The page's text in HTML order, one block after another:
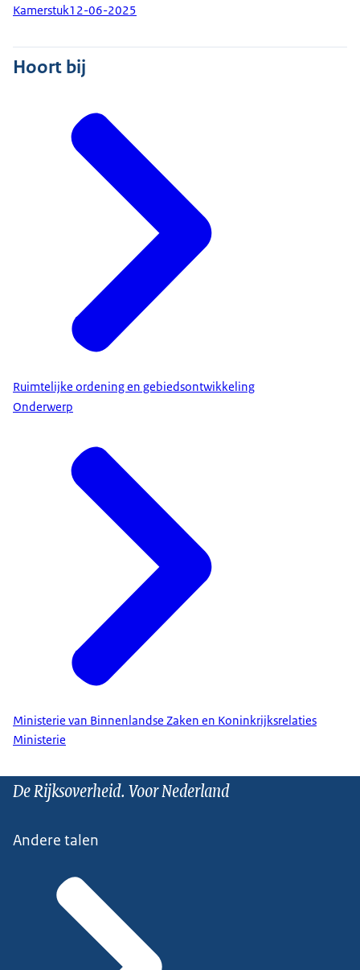
Kamerstuk12-06-2025
Hoort bij
Ruimtelijke ordening en gebiedsontwikkeling
Onderwerp
Ministerie van Binnenlandse Zaken en Koninkrijksrelaties
Ministerie
De Rijksoverheid. Voor Nederland
Andere talen